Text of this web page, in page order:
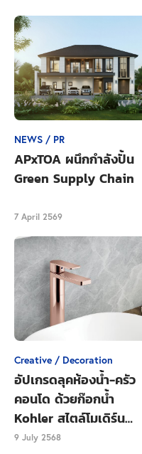
ปิ่นเกล้า-จรัญสนิท
อาคารสำนักงาน ม
และย่านธุรกิจการค้า
Tesco Lotus, Major ข
จรัญสนิทวงศ์ จะมี
Foodland และยังมี
ที่ ภายในมีร้านค้าและธ
สองแถว วิ่งผ่านหลายสา
และหากข้ามสะพานพร
ทั้ง Central ลาดพร้าว
นัดจตุจักร ทั้งหมดนี้อยู่ห่
สมเด็จพระปิ่นเกล้าข้าม
พระนคร ซึ่งรายล้อมไป
ประวัติศาสตร์ ไม่ว่าจะ
กลาโหม ศาลหลักเมือง
ตำแหน่งที่ตั้งของมหาวิท
NEWS / PR
APxTOA ผนึกกำลังปั้น
Green Supply Chain
7 April 2569
Creative / Decoration
อัปเกรดลุคห้องน้ำ-ครัว
คอนโด ด้วยก๊อกน้ำ
Kohler สไตล์โมเดิร์น
เรียบหรู
9 July 2568